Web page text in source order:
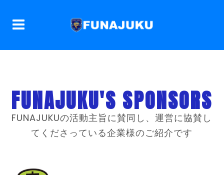
FUNAJUKU'S SPONSORS
FUNAJUKUの活動主旨に賛同し、運営に協賛し
てくださっている企業様のご紹介です